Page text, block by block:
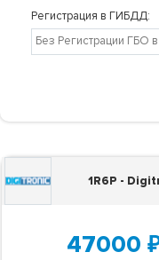
Регистрация в ГИБДД:
1R6P -
47000